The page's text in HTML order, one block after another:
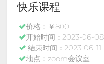
快乐课程
价格：￥800
开始时间：2023-06-08
结束时间：2023-06-11
地点：zoom会议室